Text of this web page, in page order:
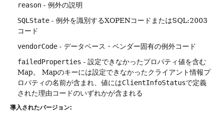
reason - 例外の説明
SQLState - 例外を識別するXOPENコードまたはSQL:2003
コード
vendorCode - データベース・ベンダー固有の例外コード
failedProperties - 設定できなかったプロパティ値を含む
Map。
Mapのキーには設定できなかったクライアント情報プ
ロパティの名前が含まれ、値にはClientInfoStatusで定義
された理由コードのいずれかが含まれる
導入されたバージョン: